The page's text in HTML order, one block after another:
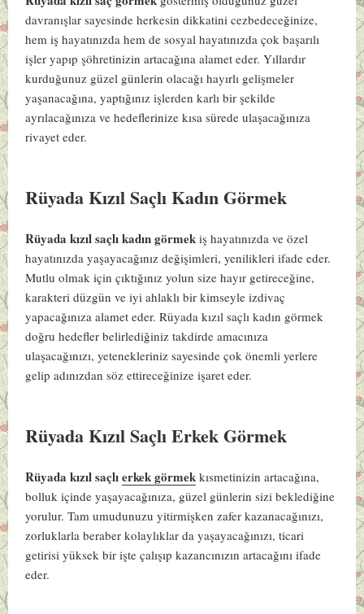
davranışlar sayesinde herkesin dikkatini cezbedeceğinize,
hem iş hayatınızda hem de sosyal hayatınızda çok başarılı
işler yapıp şöhretinizin artacağına alamet eder. Yıllardır
kurduğunuz güzel günlerin olacağı hayırlı gelişmeler
yaşanacağına, yaptığınız işlerden karlı bir şekilde
ayrılacağınıza ve hedeflerinize kısa sürede ulaşacağınıza
rivayet eder.
Rüyada Kızıl Saçlı Kadın Görmek
Rüyada kızıl saçlı kadın görmek iş hayatınızda ve özel
hayatınızda yaşayacağınız değişimleri, yenilikleri ifade eder.
Mutlu olmak için çıktığınız yolun size hayır getireceğine,
karakteri düzgün ve iyi ahlaklı bir kimseyle izdivaç
yapacağınıza alamet eder. Rüyada kızıl saçlı kadın görmek
doğru hedefler belirlediğiniz takdirde amacınıza
ulaşacağınızı, yetenekleriniz sayesinde çok önemli yerlere
gelip adınızdan söz ettireceğinize işaret eder.
Rüyada Kızıl Saçlı Erkek Görmek
Rüyada kızıl saçlıerkek görmek kısmetinizin artacağına,
bolluk içinde yaşayacağınıza, güzel günlerin sizi beklediğine
yorulur. Tam umudunuzu yitirmişken zafer kazanacağınızı,
zorluklarla beraber kolaylıklar da yaşayacağınızı, ticari
getirisi yüksek bir işte çalışıp kazancınızın artacağını ifade
eder.